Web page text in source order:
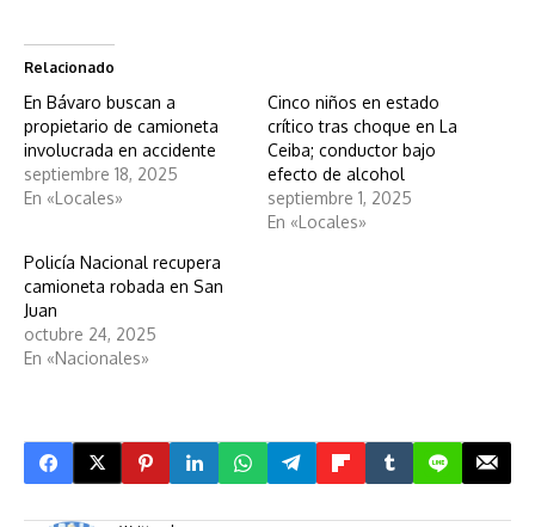
Relacionado
En Bávaro buscan a
propietario de camioneta
involucrada en accidente
septiembre 18, 2025
En «Locales»
Cinco niños en estado
crítico tras choque en La
Ceiba; conductor bajo
efecto de alcohol
septiembre 1, 2025
En «Locales»
Policía Nacional recupera
camioneta robada en San
Juan
octubre 24, 2025
En «Nacionales»